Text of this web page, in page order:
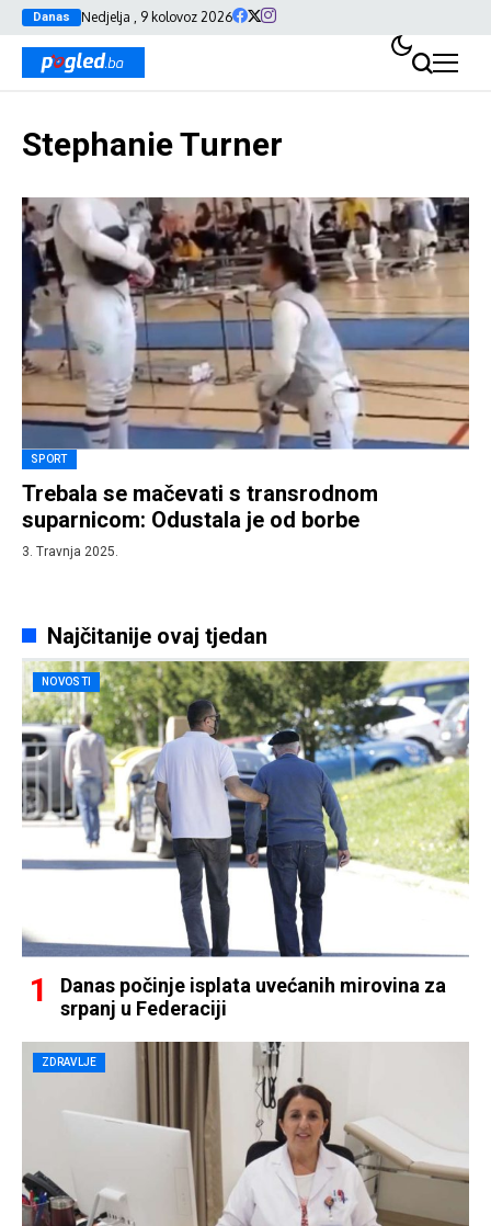
Danas Nedjelja , 9 kolovoz 2026
Stephanie Turner
SPORT
Trebala se mačevati s transrodnom
suparnicom: Odustala je od borbe
3. Travnja 2025.
Najčitanije ovaj tjedan
NOVOSTI
Danas počinje isplata uvećanih mirovina za
srpanj u Federaciji
ZDRAVLJE